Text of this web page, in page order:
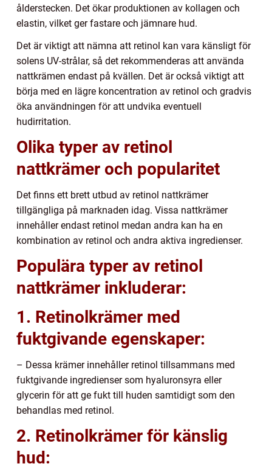
ålderstecken. Det ökar produktionen av kollagen och
elastin, vilket ger fastare och jämnare hud.
Det är viktigt att nämna att retinol kan vara känsligt för
solens UV-strålar, så det rekommenderas att använda
nattkrämen endast på kvällen. Det är också viktigt att
börja med en lägre koncentration av retinol och gradvis
öka användningen för att undvika eventuell
hudirritation.
Olika typer av retinol
nattkrämer och popularitet
Det finns ett brett utbud av retinol nattkrämer
tillgängliga på marknaden idag. Vissa nattkrämer
innehåller endast retinol medan andra kan ha en
kombination av retinol och andra aktiva ingredienser.
Populära typer av retinol
nattkrämer inkluderar:
1. Retinolkrämer med
fuktgivande egenskaper:
– Dessa krämer innehåller retinol tillsammans med
fuktgivande ingredienser som hyaluronsyra eller
glycerin för att ge fukt till huden samtidigt som den
behandlas med retinol.
2. Retinolkrämer för känslig
hud: